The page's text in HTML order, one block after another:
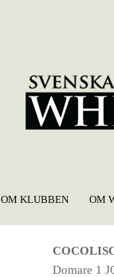
OM KLUBBEN OM
Domare 1